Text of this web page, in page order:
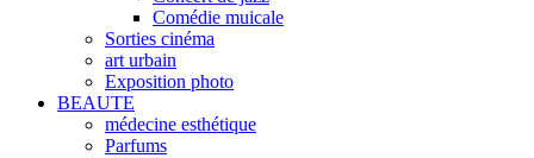
Comédie muicale
Sorties cinéma
art urbain
Exposition photo
BEAUTE
médecine esthétique
Parfums